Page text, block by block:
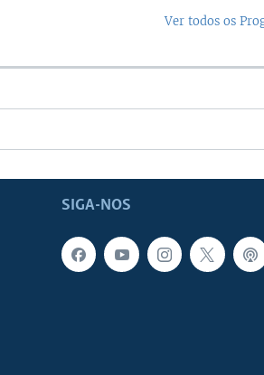
Ver todos os
SIGA-NOS